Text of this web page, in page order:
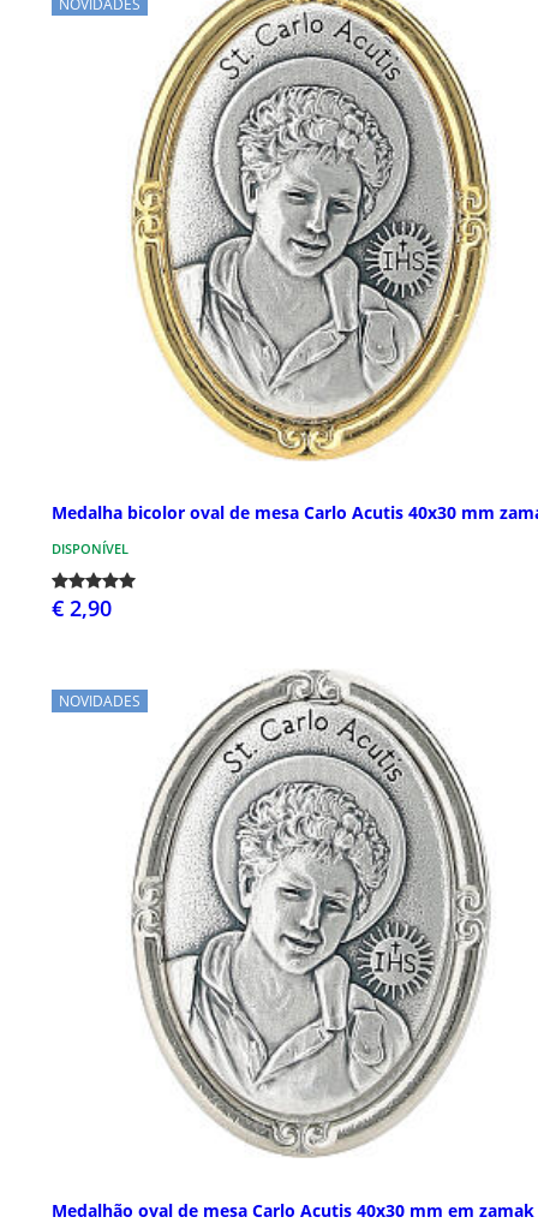
Medalha bicolor oval de mesa Carlo Acutis 40x30 mm
DISPONÍVEL
€ 2,90
NOVIDADES
Medalhão oval de mesa Carlo Acutis 40x30 mm em zamak